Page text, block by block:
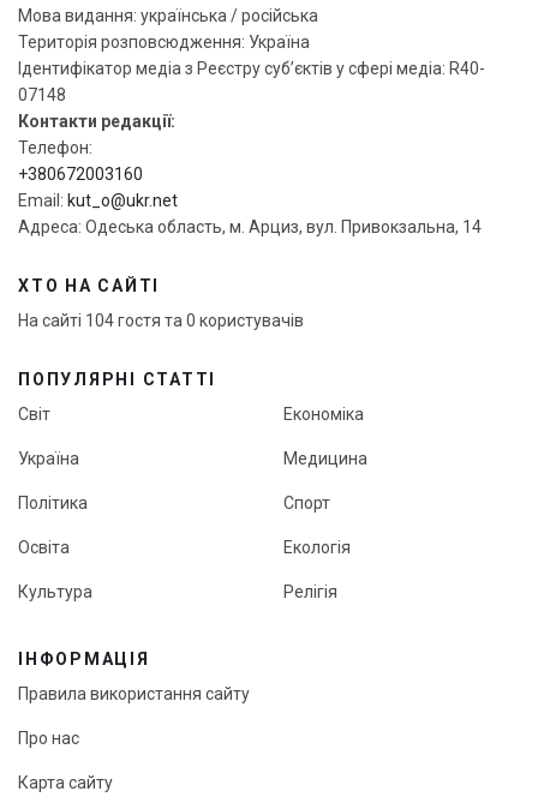
Мова видання: українська / російська
Територія розповсюдження: Україна
Ідентифікатор медіа з Реєстру суб’єктів у сфері медіа: R40-
07148
Контакти редакції:
Телефон:
+380672003160
Email: kut_o@ukr.net
Адреса: Одеська область, м. Арциз, вул. Привокзальна, 14
ХТО НА САЙТІ
На сайті 104 гостя та 0 користувачів
ПОПУЛЯРНІ СТАТТІ
Світ
Україна
Політика
Освіта
Культура
Економіка
Медицина
Спорт
Екологія
Релігія
ІНФОРМАЦІЯ
Правила використання сайту
Про нас
Карта сайту